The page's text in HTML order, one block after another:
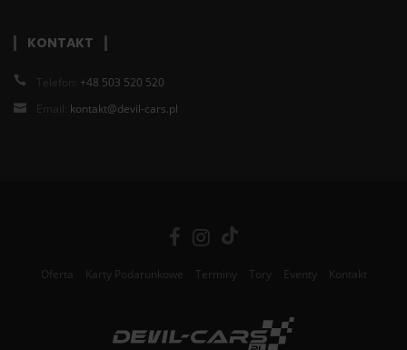
KONTAKT
Telefon: +48 503 520 520
Email: kontakt@devil-cars.pl
Oferta Karty Podarunkowe Terminy Tory Eventy Kontakt